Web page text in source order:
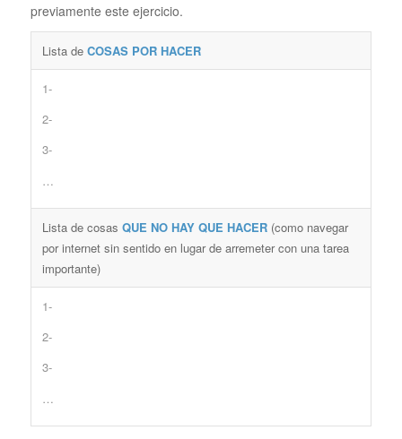
previamente este ejercicio.
Lista de COSAS POR HACER
1-
2-
3-
…
Lista de cosas QUE NO HAY QUE HACER(como navegar
por internet sin sentido en lugar de arremeter con una tarea
importante)
1-
2-
3-
…